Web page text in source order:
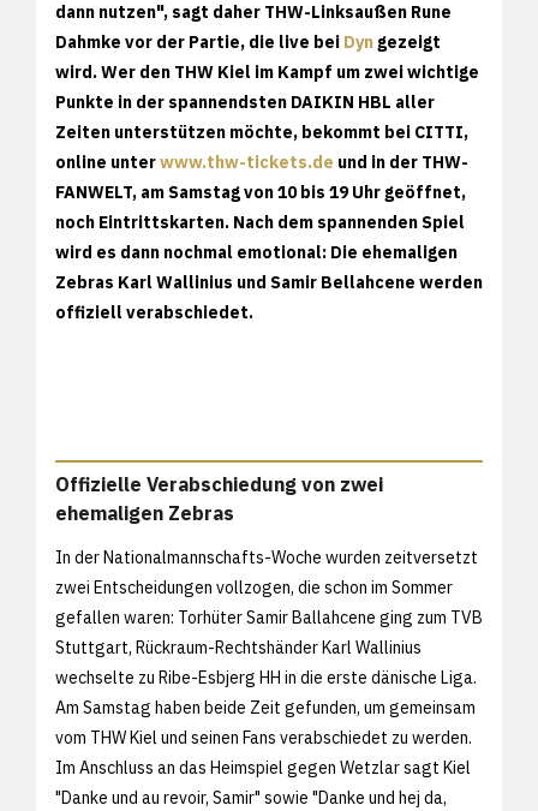
dann nutzen", sagt daher THW-Linksaußen Rune
Dahmke vor der Partie, die live bei Dyn gezeigt
wird. Wer den THW Kiel im Kampf um zwei wichtige
Punkte in der spannendsten DAIKIN HBL aller
Zeiten unterstützen möchte, bekommt bei CITTI,
online unterwww.thw-tickets.de und in der THW-
FANWELT, am Samstag von 10 bis 19 Uhr geöffnet,
noch Eintrittskarten. Nach dem spannenden Spiel
wird es dann nochmal emotional: Die ehemaligen
Zebras Karl Wallinius und Samir Bellahcene werden
offiziell verabschiedet.
Offizielle Verabschiedung von zwei
ehemaligen Zebras
In der Nationalmannschafts-Woche wurden zeitversetzt
zwei Entscheidungen vollzogen, die schon im Sommer
gefallen waren: Torhüter Samir Ballahcene ging zum TVB
Stuttgart, Rückraum-Rechtshänder Karl Wallinius
wechselte zu Ribe-Esbjerg HH in die erste dänische Liga.
Am Samstag haben beide Zeit gefunden, um gemeinsam
vom THW Kiel und seinen Fans verabschiedet zu werden.
Im Anschluss an das Heimspiel gegen Wetzlar sagt Kiel
"Danke und au revoir, Samir" sowie "Danke und hej da,